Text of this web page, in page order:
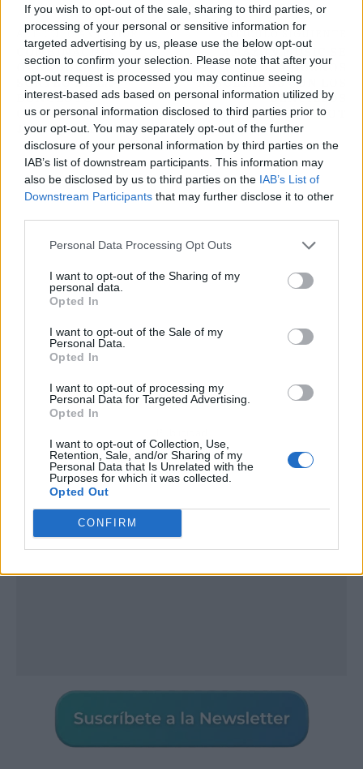
If you wish to opt-out of the sale, sharing to third parties, or
processing of your personal or sensitive information for
targeted advertising by us, please use the below opt-out
section to confirm your selection. Please note that after your
opt-out request is processed you may continue seeing
interest-based ads based on personal information utilized by
us or personal information disclosed to third parties prior to
your opt-out. You may separately opt-out of the further
disclosure of your personal information by third parties on the
IAB’s list of downstream participants. This information may
also be disclosed by us to third parties on the IAB’s List of
Downstream Participants that may further disclose it to other
Personal Data Processing Opt Outs
I want to opt-out of the Sharing of my
personal data.
Opted In
I want to opt-out of the Sale of my
Personal Data.
Opted In
I want to opt-out of processing my
Personal Data for Targeted Advertising.
Opted In
I want to opt-out of Collection, Use,
Retention, Sale, and/or Sharing of my
Personal Data that Is Unrelated with the
Purposes for which it was collected.
Opted Out
CONFIRM
ARTÍCULO ANTERIOR
COMBINACIÓN
GANADORA DEL
SORTEO DE LA
BONOLOTO
CELEBRADO ESTE
JUEVES 11 DE ABRIL
ARTÍCULO SIGUIENTE
AMAZON MUSIC SE
ANOTA BUENOS
RESULTADOS CON LOS
SENCILLOS
EXCLUSIVOS DE OT